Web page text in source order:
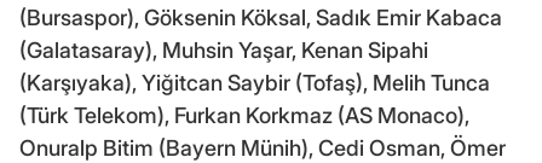
(Bursaspor), Göksenin Köksal, Sadık Emir Kabaca
(Galatasaray), Muhsin Yaşar, Kenan Sipahi
(Karşıyaka), Yiğitcan Saybir (Tofaş), Melih Tunca
(Türk Telekom), Furkan Korkmaz (AS Monaco),
Onuralp Bitim (Bayern Münih), Cedi Osman, Ömer